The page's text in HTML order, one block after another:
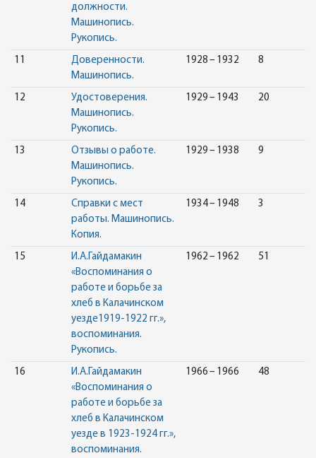
должности.
Машинопись.
Рукопись.
11
Доверенности.
Машинопись.
1928 – 1932 8
12
Удостоверения.
Машинопись.
Рукопись.
1929 – 1943 20
13
Отзывы о работе.
Машинопись.
Рукопись.
1929 – 1938 9
14
Справки с мест
работы. Машинопись.
Копия.
1934 – 1948 3
15
И.А.Гайдамакин
«Воспоминания о
работе и борьбе за
хлеб в Калачинском
уезде1919-1922 гг.»,
воспоминания.
Рукопись.
1962 – 1962 51
16
И.А.Гайдамакин
«Воспоминания о
работе и борьбе за
хлеб в Калачинском
уезде в 1923-1924 гг.»,
воспоминания.
1966 – 1966 48